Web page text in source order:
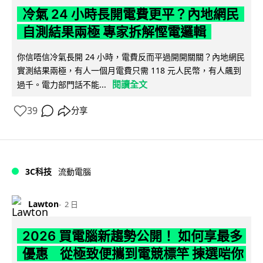
冷氣 24 小時長開電費更平？內地網民
自測結果兩極 專家拆解慳電邏輯
你信唔信冷氣長開 24 小時，電費反而平過開開關關？內地網民
實測結果兩極，有人一個月電費只需 118 元人民幣，有人飆到
過千。電力部門話不能...
閱讀全文
39 分享
3C科技 流動電腦
Lawton 2 日
2026 買電腦新趨勢公開！ 如何享最多
優惠 從極致便攜到電競標竿 揀選啱你